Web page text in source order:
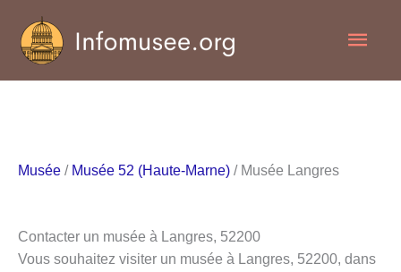
contenu
Musée / Musée 52 (Haute-Marne) / Musée Langres
Contacter un musée à Langres, 52200
Vous souhaitez visiter un musée à Langres, 52200, dans